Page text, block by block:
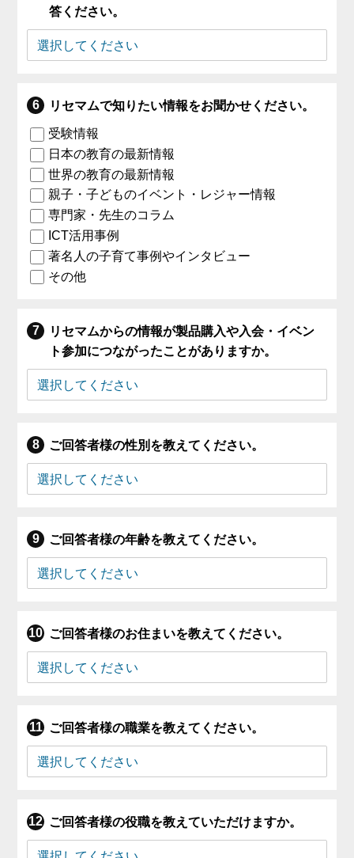
答ください。
リセマムで知りたい情報をお聞かせください。
受験情報
日本の教育の最新情報
世界の教育の最新情報
親子・子どものイベント・レジャー情報
専門家・先生のコラム
ICT活用事例
著名人の子育て事例やインタビュー
その他
リセマムからの情報が製品購入や入会・イベン
ト参加につながったことがありますか。
ご回答者様の性別を教えてください。
ご回答者様の年齢を教えてください。
ご回答者様のお住まいを教えてください。
ご回答者様の職業を教えてください。
ご回答者様の役職を教えていただけますか。